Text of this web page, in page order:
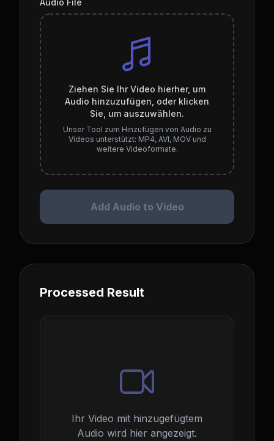
Audio File
Ziehen Sie Ihr Video hierher, um
Audio hinzuzufügen, oder klicken
Sie, um auszuwählen.
Unser Tool zum Hinzufügen von Audio zu
Videos unterstützt: MP4, AVI, MOV und
weitere Videoformate.
Add Audio to Video
Processed Result
Ihr Video mit hinzugefügtem
Audio wird hier angezeigt.